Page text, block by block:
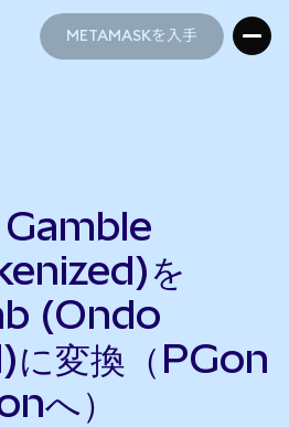
METAMASKを入手
を
(Ondo
変換（PGon
へ）